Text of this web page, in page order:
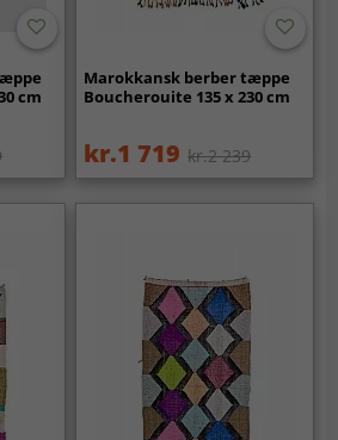
cm
Marokkansk berber tæppe
Boucherouite 135 x 230 cm
kr.1 719 kr.2 239